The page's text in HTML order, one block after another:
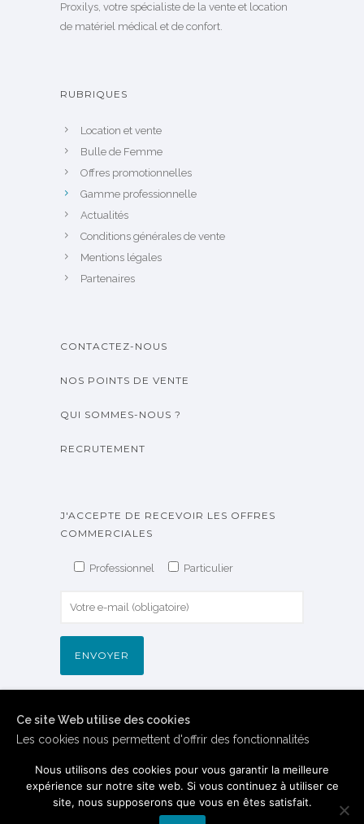
Proxilys, votre spécialiste de la vente et location
de matériel médical et de confort.
RUBRIQUES
Location et vente
Bulle de Femme
Offres promotionnelles
Gamme professionnelle
Actualités
Conditions générales de vente
Mentions légales
Partenaires
CONTACTEZ-NOUS
NOS POINTS DE VENTE
QUI SOMMES-NOUS ?
RECRUTEMENT
J'ACCEPTE DE RECEVOIR LES OFFRES
COMMERCIALES
Professionnel Particulier
Ce site Web utilise des cookies
Les cookies nous permettent d'offrir des fonctionnalités
Vous consentez à nos cookies si vous continuez à utiliser
notre site Web.
Nous utilisons des cookies pour vous garantir la meilleure
expérience sur notre site web. Si vous continuez à utiliser ce
site, nous supposerons que vous en êtes satisfait.